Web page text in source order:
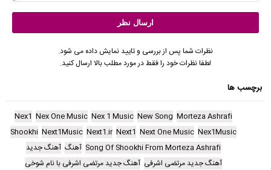
نظرات شما پس از بررسی و تایید نمایش داده می شود.
لطفا نظرات خود را فقط در مورد مطلب بالا ارسال کنید.
برچسب ها
Morteza Ashrafi
New Song
Nex 1 Music
Nex One Music
Nex1
Nex1Music
Next One Music
Next1
Next1.ir
Next1Music
Shookhi
Song Of Shookhi From Morteza Ashrafi آهنگ آهنگ جدید
آهنگ جدید مرتضی اشرفی آهنگ جدید مرتضی اشرفی با نام شوخی